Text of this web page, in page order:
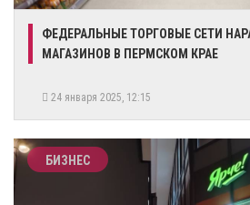
​ФЕДЕРАЛЬНЫЕ ТОРГОВЫЕ СЕТИ
МАГАЗИНОВ В ПЕРМСКОМ КРАЕ
24 января 2025, 12:15
БИЗНЕС